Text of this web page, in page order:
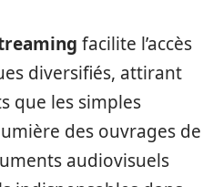
facilite l’accès
diversifiés, attirant
que les simples
des ouvrages de
audiovisuels